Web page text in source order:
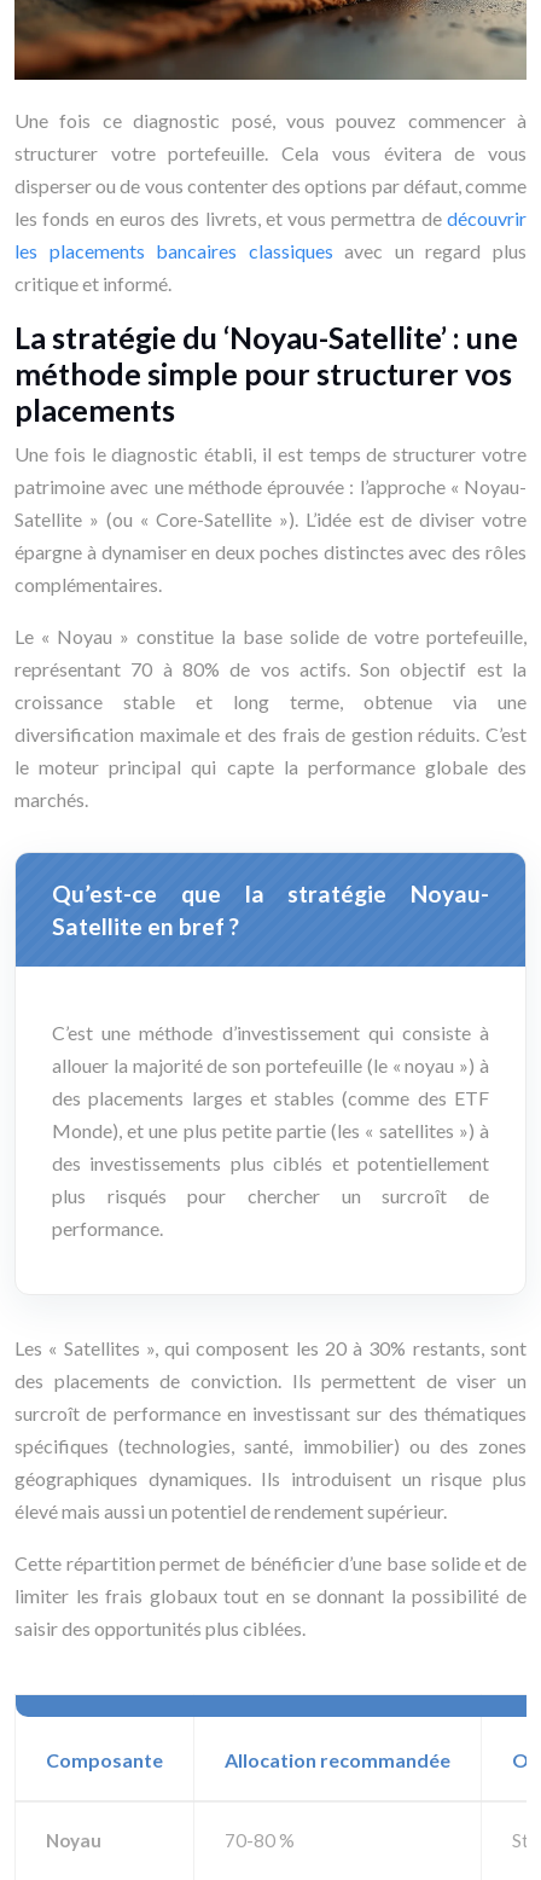
Une fois ce diagnostic posé, vous pouvez commencer à
structurer votre portefeuille. Cela vous évitera de vous
disperser ou de vous contenter des options par défaut, comme
les fonds en euros des livrets, et vous permettra de découvrir
les placements bancaires classiques avec un regard plus
critique et informé.
La stratégie du ‘Noyau-Satellite’ : une
méthode simple pour structurer vos
placements
Une fois le diagnostic établi, il est temps de structurer votre
patrimoine avec une méthode éprouvée : l’approche « Noyau-
Satellite » (ou « Core-Satellite »). L’idée est de diviser votre
épargne à dynamiser en deux poches distinctes avec des rôles
complémentaires.
Le « Noyau » constitue la base solide de votre portefeuille,
représentant 70 à 80% de vos actifs. Son objectif est la
croissance stable et long terme, obtenue via une
diversification maximale et des frais de gestion réduits. C’est
le moteur principal qui capte la performance globale des
marchés.
Qu’est-ce que la stratégie Noyau-
Satellite en bref ?
C’est une méthode d’investissement qui consiste à
allouer la majorité de son portefeuille (le « noyau ») à
des placements larges et stables (comme des ETF
Monde), et une plus petite partie (les « satellites ») à
des investissements plus ciblés et potentiellement
plus risqués pour chercher un surcroît de
performance.
Les « Satellites », qui composent les 20 à 30% restants, sont
des placements de conviction. Ils permettent de viser un
surcroît de performance en investissant sur des thématiques
spécifiques (technologies, santé, immobilier) ou des zones
géographiques dynamiques. Ils introduisent un risque plus
élevé mais aussi un potentiel de rendement supérieur.
Cette répartition permet de bénéficier d’une base solide et de
limiter les frais globaux tout en se donnant la possibilité de
saisir des opportunités plus ciblées.
Composante Allocation recommandée
Noyau 70-80 %